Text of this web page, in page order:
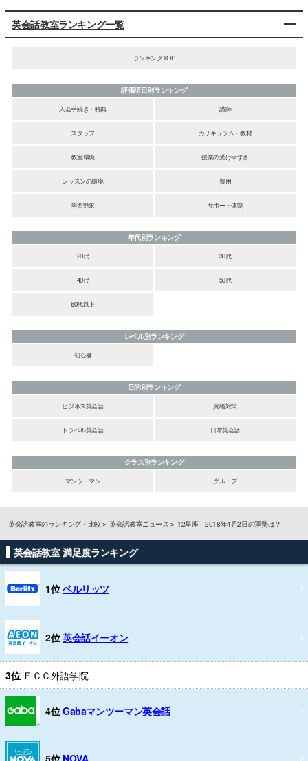
英会話教室ランキング一覧
ランキングTOP
評価項目別ランキング
入会手続き・特典
講師
スタッフ カリキュラム・教材
教室環境 授業の受けやすさ
レッスンの環境 費用
学習効果 サポート体制
年代別ランキング
20代
30代
40代 50代
60代以上
レベル別ランキング
初心者
目的別ランキング
ビジネス英会話
資格対策
トラベル英会話 日常英会話
クラス別ランキング
マンツーマン
グループ
英会話教室のランキング・比較 英会話教室ニュース 12星座 2018年4月2日の運勢は？
英会話教室 満足度ランキング
1位ベルリッツ
2位英会話イーオン
3位 ＥＣＣ外語学院
4位Gabaマンツーマン英会話
5位 NOVA